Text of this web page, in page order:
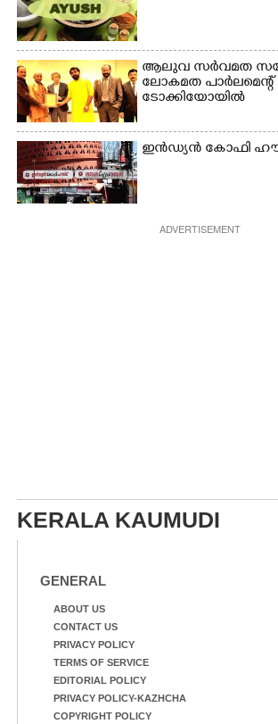
ആലുവ സർവമത
ലോകമത പാർലമെന്റ്
ടോക്കിയോയിൽ
ഇൻഡ്യൻ കോഫി
ADVERTISEMENT
KERALA KAUMUDI
GENERAL
ABOUT US
CONTACT US
PRIVACY POLICY
TERMS OF SERVICE
EDITORIAL POLICY
PRIVACY POLICY-KAZHCHA
COPYRIGHT POLICY